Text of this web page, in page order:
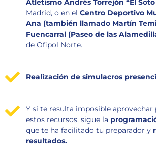
Madrid, o en elCentro Deportivo
Ana (también llamado Martín
Fuencarral (Paseo de las
de Ofipol Norte.
Realización de simulacros
Y si te resulta imposible
estos recursos, sigue la
que te ha facilitado tu preparador y
resultados.